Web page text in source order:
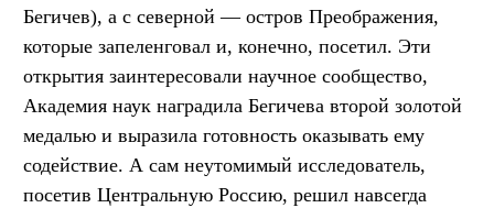
Бегичев), а с северной — остров Преображения,
которые запеленговал и, конечно, посетил. Эти
открытия заинтересовали научное сообщество,
Академия наук наградила Бегичева второй золотой
медалью и выразила готовность оказывать ему
содействие. А сам неутомимый исследователь,
посетив Центральную Россию, решил навсегда